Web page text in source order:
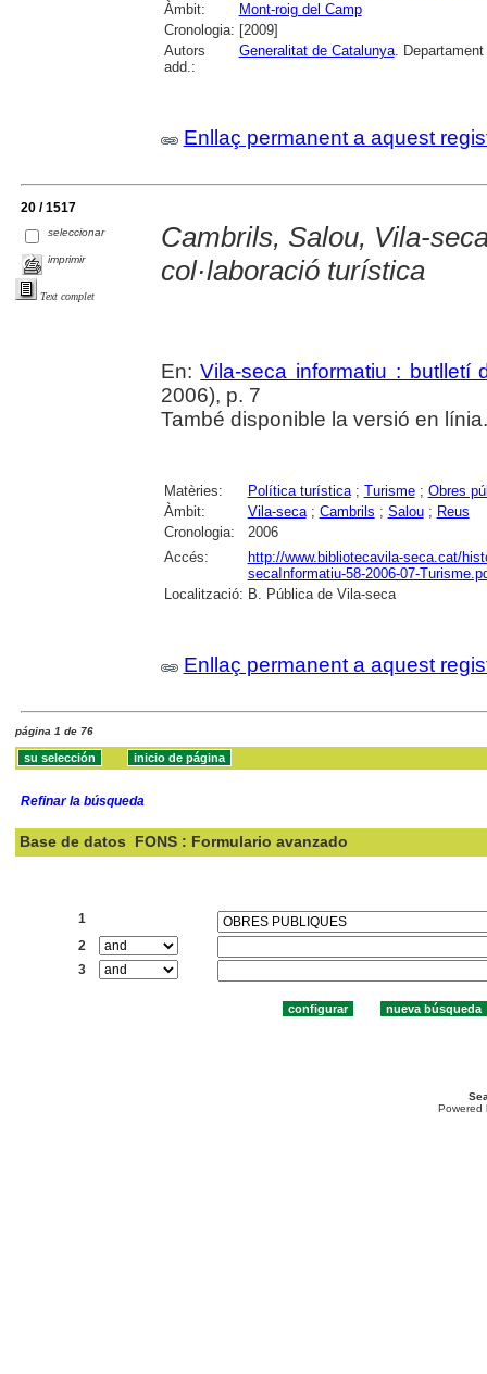
Àmbit:
Mont-roig del Camp
Cronologia: [2009]
Autors
add.:
Generalitat de Catalunya.
Enllaç permanent a aquest
20 / 1517
seleccionar
imprimir
Text complet
Cambrils, Salou, Vila-
col·laboració turística
En:Vila-seca informatiu : butlletí
2006), p. 7
També disponible la versió en línia.
Matèries: Política turística; Turisme; Obres
Àmbit:
Vila-seca; Cambrils ; Salou; Reus
Cronologia:
2006
Accés:
http://www.bibliotecavila-seca.cat/
secaInformatiu-58-2006-07-
Localització: B. Pública de Vila-seca
Enllaç permanent a aquest
página 1 de 76
Refinar la búsqueda
Base de datos FONS : Formulario avanzado
1
2
3